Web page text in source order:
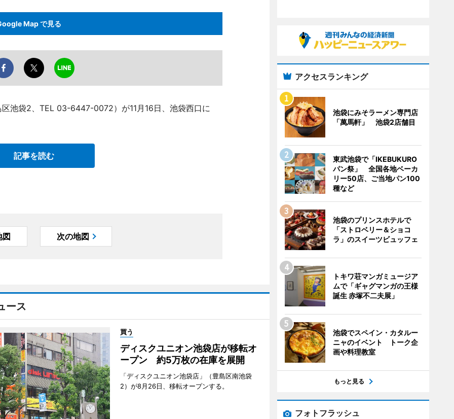
Map で見る
池袋2、TEL 03-6447-0072）が11月16日、池袋西口に
記事を読む
図 次の地図
ース
買う
ディスクユニオン池袋店が移転オ
ープン 約5万枚の在庫を展開
「ディスクユニオン池袋店」（豊島区南池袋
2）が8月26日、移転オープンする。
アクセスランキング
池袋にみそラーメン専門店
「萬馬軒」 池袋2店舗目
東武池袋で「IKEBUKURO
パン祭」 全国各地ベーカ
リー50店、ご当地パン100
種など
池袋のプリンスホテルで
「ストロベリー＆ショコ
ラ」のスイーツビュッフェ
トキワ荘マンガミュージア
ムで「ギャグマンガの王様
誕生 赤塚不二夫展」
池袋でスペイン・カタルー
ニャのイベント トーク企
画や料理教室
もっと見る
フォトフラッシュ